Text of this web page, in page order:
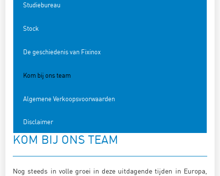
Studiebureau
Stock
De geschiedenis van Fixinox
Kom bij ons team
Algemene Verkoopsvoorwaarden
Disclaimer
KOM BIJ ONS TEAM
Nog steeds in volle groei in deze uitdagende tijden in Europa,